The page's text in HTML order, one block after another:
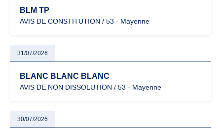
BLM TP
AVIS DE CONSTITUTION / 53 - Mayenne
31/07/2026
BLANC BLANC BLANC
AVIS DE NON DISSOLUTION / 53 - Mayenne
30/07/2026